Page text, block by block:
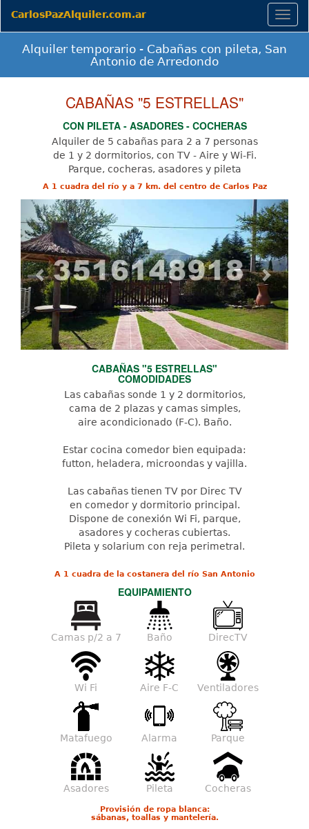
CarlosPazAlquiler.com.ar
Alquiler temporario - Cabañas con pileta, San
Antonio de Arredondo
CABAÑAS "5 ESTRELLAS"
CON PILETA - ASADORES - COCHERAS
Alquiler de 5 cabañas para 2 a 7 personas
de 1 y 2 dormitorios, con TV - Aire y Wi-Fi.
Parque, cocheras, asadores y pileta
A 1 cuadra del río y a 7 km. del centro de Carlos Paz
Previous Next
CABAÑAS "5 ESTRELLAS"
COMODIDADES
Las cabañas sonde 1 y 2 dormitorios,
cama de 2 plazas y camas simples,
aire acondicionado (F-C). Baño.
Estar cocina comedor bien equipada:
futton, heladera, microondas y vajilla.
Las cabañas tienen TV por Direc TV
en comedor y dormitorio principal.
Dispone de conexión Wi Fi, parque,
asadores y cocheras cubiertas.
Pileta y solarium con reja perimetral.
A 1 cuadra de la costanera del río San Antonio
EQUIPAMIENTO
Camas p/2 a 7 Baño DirecTV
Wi Fi Aire F-C Ventiladores
Matafuego Alarma Parque
Asadores Pileta Cocheras
Provisión de ropa blanca:
sábanas, toallas y mantelería.